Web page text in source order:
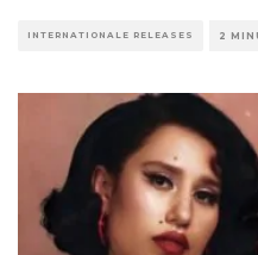
INTERNATIONALE RELEASES 2